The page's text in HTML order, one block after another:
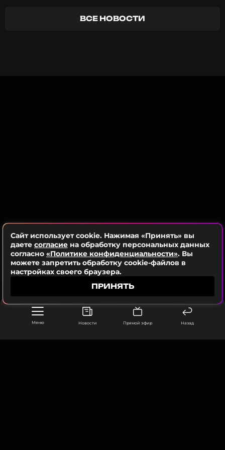
Меню Новости Прямой эфир Назад
Певица отмечает, что поначалу всех все
ССЫЛКА
ВСЕ НОВОСТИ
Сайт использует cookie. Нажимая «Принять» вы
даете согласие на обработку персональных данных
согласно «Политике конфиденциальности». Вы
можете запретить обработку cookie-файлов в
настройках своего браузера.
ПРИНЯТЬ